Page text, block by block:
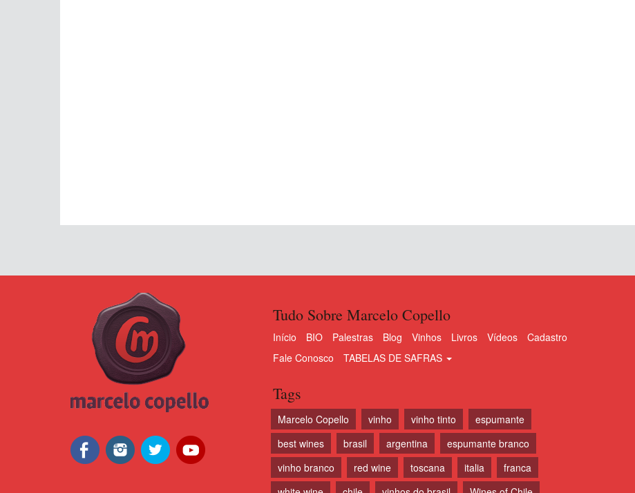
Tudo Sobre Marcelo Copello
Início BIO Palestras Blog Vinhos Livros Vídeos
Cadastro
Fale Conosco
TABELAS DE SAFRAS
Tags
Marcelo Copello vinho vinho tinto
espumante
best wines
brasil argentina
espumante branco
vinho branco
red wine toscana italia
franca